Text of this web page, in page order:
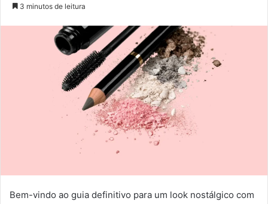
3 minutos de leitura
Bem-vindo ao guia definitivo para um look nostálgico com